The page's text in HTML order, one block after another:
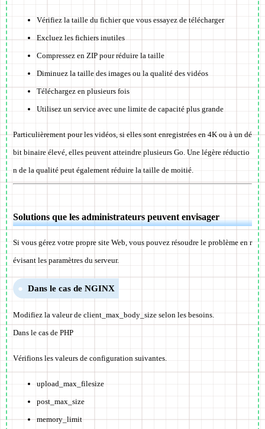
Vérifiez la taille du fichier que vous essayez de télécharger
Excluez les fichiers inutiles
Compressez en ZIP pour réduire la taille
Diminuez la taille des images ou la qualité des vidéos
Téléchargez en plusieurs fois
Utilisez un service avec une limite de capacité plus grande
Particulièrement pour les vidéos, si elles sont enregistrées en 4K ou à un dé
bit binaire élevé, elles peuvent atteindre plusieurs Go. Une légère réductio
n de la qualité peut également réduire la taille de moitié.
Solutions que les administrateurs peuvent envisager
Si vous gérez votre propre site Web, vous pouvez résoudre le problème en r
évisant les paramètres du serveur.
Dans le cas de NGINX
Modifiez la valeur de client_max_body_size selon les besoins.
Dans le cas de PHP
Vérifions les valeurs de configuration suivantes.
upload_max_filesize
post_max_size
memory_limit